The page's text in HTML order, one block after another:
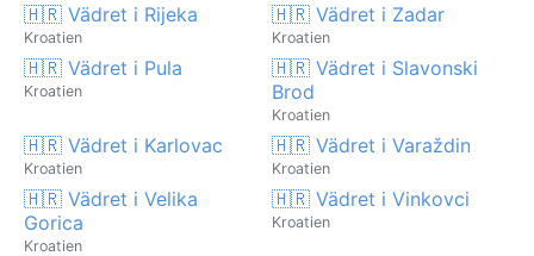
🇭🇷 Vädret i Rijeka
Kroatien
🇭🇷 Vädret i Zadar
Kroatien
🇭🇷 Vädret i Pula
Kroatien
🇭🇷 Vädret i Slavonski
Brod
Kroatien
🇭🇷 Vädret i Karlovac
Kroatien
🇭🇷 Vädret i Varaždin
Kroatien
🇭🇷 Vädret i Velika
Gorica
Kroatien
🇭🇷 Vädret i Vinkovci
Kroatien